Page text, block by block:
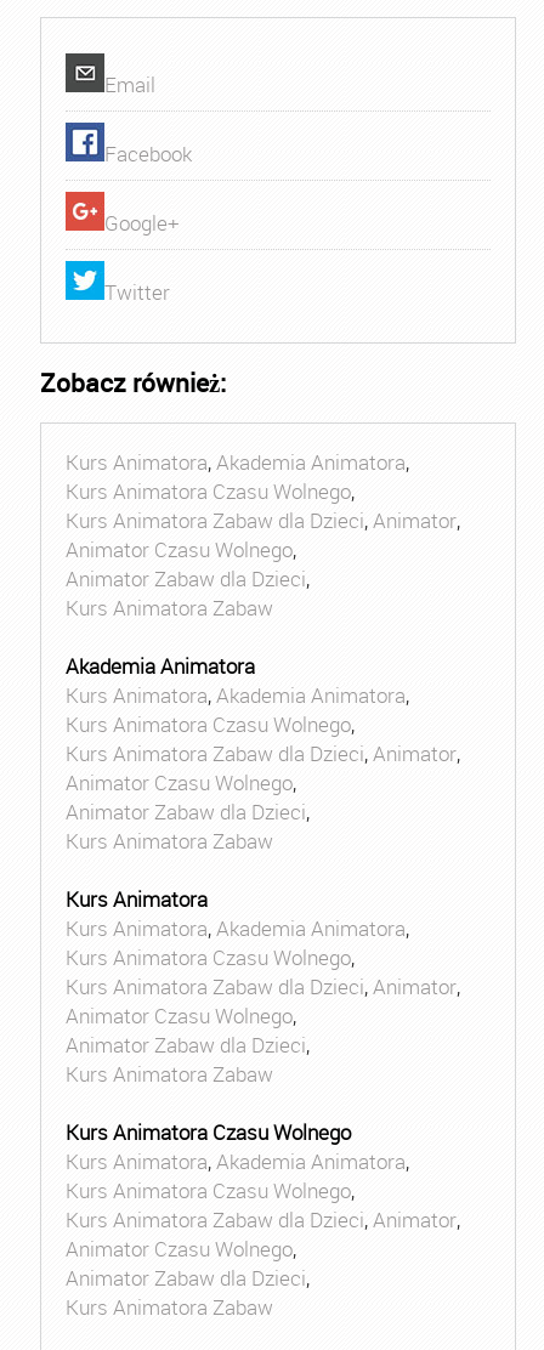
Email
Facebook
Google+
Twitter
Zobacz również:
Kurs Animatora,Akademia Animatora,
Kurs Animatora Czasu Wolnego,
Kurs Animatora Zabaw dla Dzieci,Animator,
Animator Czasu Wolnego,
Animator Zabaw dla Dzieci,
Kurs Animatora Zabaw
Akademia Animatora
Kurs Animatora,Akademia Animatora,
Kurs Animatora Czasu Wolnego,
Kurs Animatora Zabaw dla Dzieci,Animator,
Animator Czasu Wolnego,
Animator Zabaw dla Dzieci,
Kurs Animatora Zabaw
Kurs Animatora
Kurs Animatora,Akademia Animatora,
Kurs Animatora Czasu Wolnego,
Kurs Animatora Zabaw dla Dzieci,Animator,
Animator Czasu Wolnego,
Animator Zabaw dla Dzieci,
Kurs Animatora Zabaw
Kurs Animatora Czasu Wolnego
Kurs Animatora,Akademia Animatora,
Kurs Animatora Czasu Wolnego,
Kurs Animatora Zabaw dla Dzieci,Animator,
Animator Czasu Wolnego,
Animator Zabaw dla Dzieci,
Kurs Animatora Zabaw